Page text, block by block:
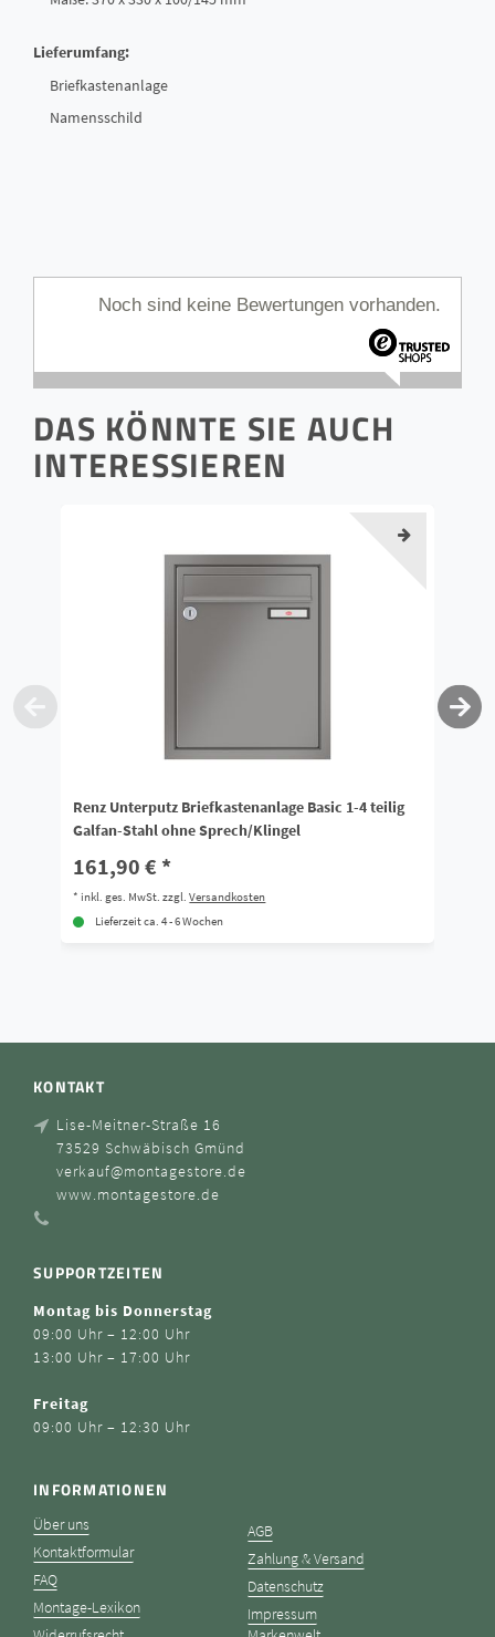
Lieferumfang:
Briefkastenanlage
Namensschild
Noch sind keine Bewertungen vorhanden.
DAS KÖNNTE SIE AUCH
INTERESSIEREN
Renz Unterputz Briefkastenanlage Basic 1-4 teilig
Galfan-Stahl ohne Sprech/Klingel
161,90 € *
*inkl. ges. MwSt. zzgl.Versandkosten
Lieferzeit ca. 4 - 6 Wochen
KONTAKT
Lise-Meitner-Straße 16
73529 Schwäbisch Gmünd
verkauf@montagestore.de
www.montagestore.de
SUPPORTZEITEN
Montag bis Donnerstag
09:00 Uhr – 12:00 Uhr
13:00 Uhr – 17:00 Uhr
Freitag
09:00 Uhr – 12:30 Uhr
INFORMATIONEN
Über uns
Kontaktformular
FAQ
Montage-Lexikon
AGB
Zahlung & Versand
Datenschutz
Impressum